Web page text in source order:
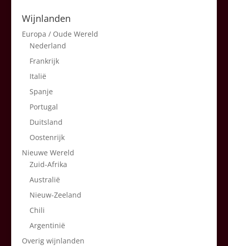
Wijnlanden
Europa / Oude Wereld
Nederland
Frankrijk
Italië
Spanje
Portugal
Duitsland
Oostenrijk
Nieuwe Wereld
Zuid-Afrika
Australië
Nieuw-Zeeland
Chili
Argentinië
Overig wijnlanden